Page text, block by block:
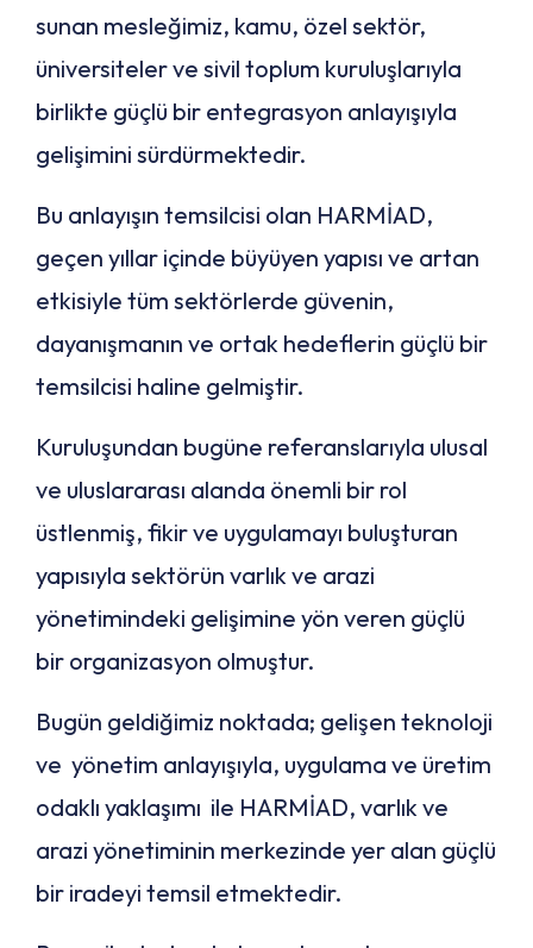
sunan mesleğimiz, kamu, özel sektör,
üniversiteler ve sivil toplum kuruluşlarıyla
birlikte güçlü bir entegrasyon anlayışıyla
gelişimini sürdürmektedir.
Bu anlayışın temsilcisi olan HARMİAD,
geçen yıllar içinde büyüyen yapısı ve artan
etkisiyle tüm sektörlerde güvenin,
dayanışmanın ve ortak hedeflerin güçlü bir
temsilcisi haline gelmiştir.
Kuruluşundan bugüne referanslarıyla ulusal
ve uluslararası alanda önemli bir rol
üstlenmiş, fikir ve uygulamayı buluşturan
yapısıyla sektörün varlık ve arazi
yönetimindeki gelişimine yön veren güçlü
bir organizasyon olmuştur.
Bugün geldiğimiz noktada; gelişen teknoloji
ve yönetim anlayışıyla, uygulama ve üretim
odaklı yaklaşımı ile HARMİAD, varlık ve
arazi yönetiminin merkezinde yer alan güçlü
bir iradeyi temsil etmektedir.